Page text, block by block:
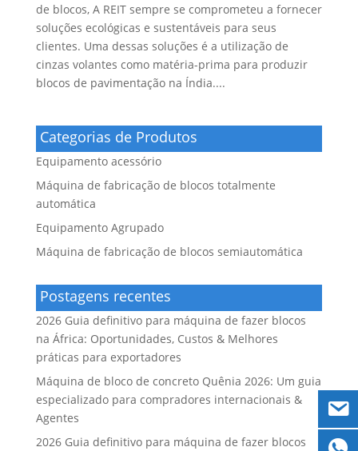
de blocos, A REIT sempre se comprometeu a fornecer
soluções ecológicas e sustentáveis ​​para seus
clientes. Uma dessas soluções é a utilização de
cinzas volantes como matéria-prima para produzir
blocos de pavimentação na Índia....
Categorias de Produtos
Equipamento acessório
Máquina de fabricação de blocos totalmente
automática
Equipamento Agrupado
Máquina de fabricação de blocos semiautomática
Postagens recentes
2026 Guia definitivo para máquina de fazer blocos
na África: Oportunidades, Custos & Melhores
práticas para exportadores
Máquina de bloco de concreto Quênia 2026: Um guia
especializado para compradores internacionais &
Agentes
2026 Guia definitivo para máquina de fazer blocos